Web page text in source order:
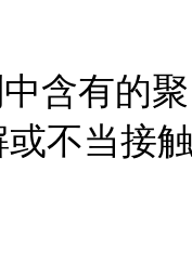
有的聚
不当接